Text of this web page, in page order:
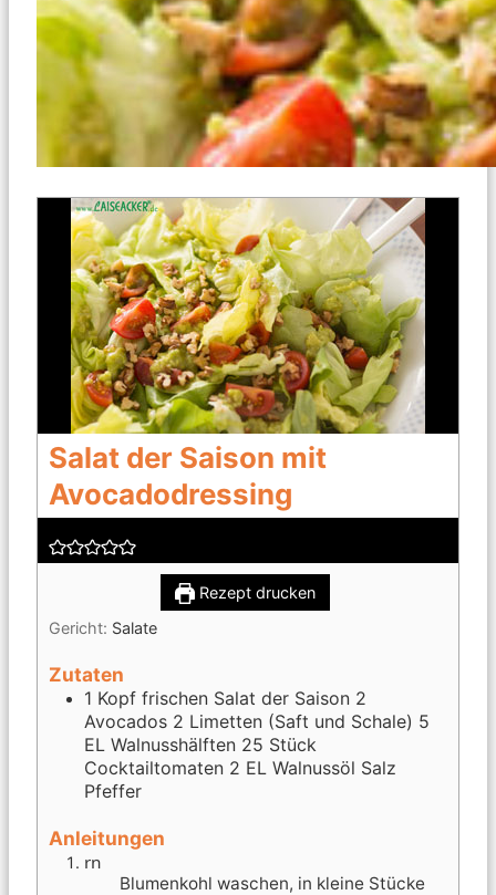
Salat der Saison mit
Avocadodressing
Rezept drucken
Gericht: Salate
Zutaten
1 Kopf frischen Salat der Saison 2
Avocados 2 Limetten (Saft und Schale) 5
EL Walnusshälften 25 Stück
Cocktailtomaten 2 EL Walnussöl Salz
Pfeffer
Anleitungen
rn
Blumenkohl waschen, in kleine Stücke